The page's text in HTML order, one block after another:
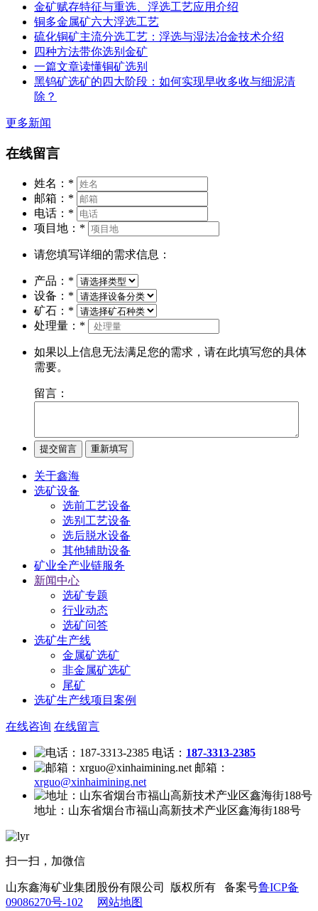
金矿赋存特征与重选、浮选工艺应用介绍
铜多金属矿六大浮选工艺
硫化铜矿主流分选工艺：浮选与湿法冶金技术介绍
四种方法带你选别金矿
一篇文章读懂铜矿选别
黑钨矿选矿的四大阶段：如何实现早收多收与细泥清
除？
更多新闻
在线留言
姓名： *
邮箱： *
电话： *
项目地： *
请您填写详细的需求信息：
产品： *
设备： *
矿石： *
处理量： *
如果以上信息无法满足您的需求，请在此填写您的具体
需要。
留言：
关于鑫海
选矿设备
选前工艺设备
选别工艺设备
选后脱水设备
其他辅助设备
矿业全产业链服务
新闻中心
选矿专题
行业动态
选矿问答
选矿生产线
金属矿选矿
非金属矿选矿
尾矿
选矿生产线项目案例
在线咨询 在线留言
电话： 187-3313-2385
邮箱：
xrguo@xinhaimining.net
地址： 山东省烟台市福山高新技术产业区鑫海街188号
扫一扫，加微信
山东鑫海矿业集团股份有限公司 版权所有 备案号鲁ICP备
09086270号-102
网站地图